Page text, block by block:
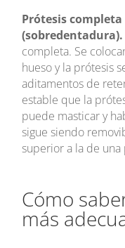
Prótesis
(sobredentadura).
completa. Se
hueso y la prótesis
aditamentos de
estable que la
puede masticar y
sigue siendo
superior a la de
Cómo
más